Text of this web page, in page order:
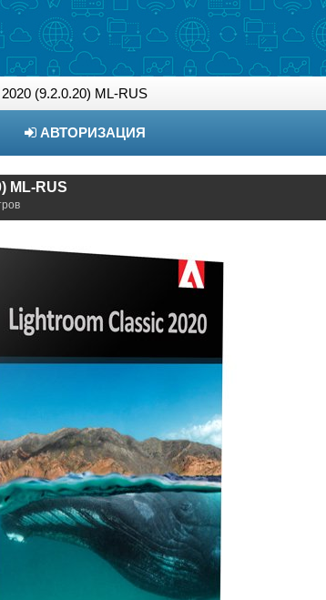
(9.2.0.20) ML-RUS
АВТОРИЗАЦИЯ
ML-RUS